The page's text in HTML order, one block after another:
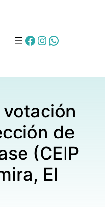
FBIGWA
de
(CEIP
El